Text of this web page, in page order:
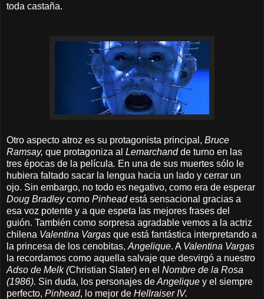
toda castaña.
Otro aspecto atroz es su protagonista principal, Bruce
Ramsay, que protagoniza al Lemarchandde turno en las
tres épocas de la película. En una de sus muertes sólo le
hubiera faltado sacar la lengua hacia un lado y cerrar un
ojo. Sin embargo, no todo es negativo, como era de esperar
Doug Bradleycomo Pinheadestá sensacional gracias a
esa voz potente y a que espeta las mejores frases del
guión. También como sorpresa agradable vemos a la actriz
chilena Valentina Vargas que está fantástica interpretando a
la princesa de los cenobitas, Angelique. A Valentina Vargas
la recordamos como aquella salvaje que desvirgó a nuestro
Adso de Melk (Christian Slater) en el Nombre de la Rosa
(1986). Sin duda, los personajes deAngelique y el siempre
perfecto, Pinhead, lo mejor de Hellraiser IV.